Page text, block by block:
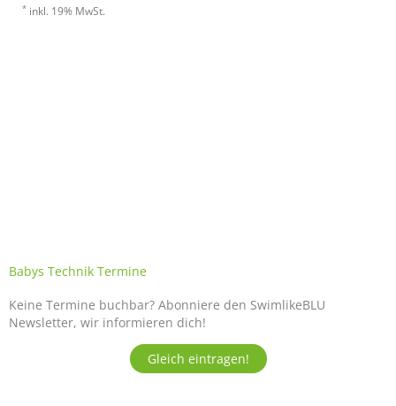
Babys Technik Termine
Keine Termine buchbar? Abonniere den SwimlikeBLU
Newsletter, wir informieren dich!
Gleich eintragen!